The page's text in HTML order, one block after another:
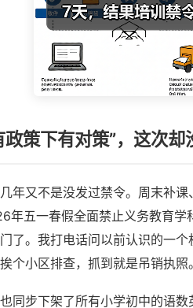
策下有对策”，这次却
年又不是没发过禁令。周末补
年五一春假全面禁止义务教育学
了。我打电话问以前认识的一
个小区排查，抓到就是吊销执照
同步下架了所有小学初中的语数